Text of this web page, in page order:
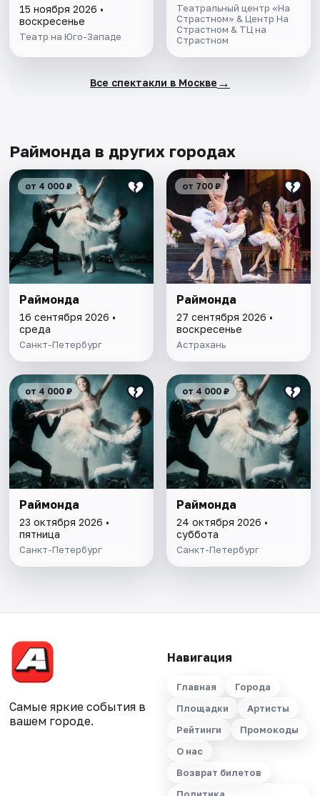
15 ноября 2026 •
воскресенье
Театр на Юго-Западе
Театральный центр «На
Страстном» & Центр На
Страстном & ТЦ на
Страстном
Все спектакли в Москве →
Раймонда в других городах
от 4 000 ₽
Раймонда
16 сентября 2026 •
среда
Санкт-Петербург
от 700 ₽
Раймонда
27 сентября 2026 •
воскресенье
Астрахань
от 4 000 ₽
Раймонда
23 октября 2026 •
пятница
Санкт-Петербург
от 4 000 ₽
Раймонда
24 октября 2026 •
суббота
Санкт-Петербург
Самые яркие события в
вашем городе.
Навигация
Главная
Города
Площадки
Артисты
Рейтинги
Промокоды
О нас
Возврат билетов